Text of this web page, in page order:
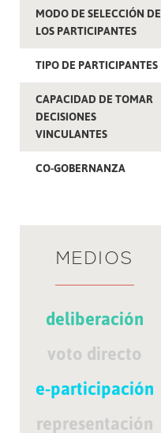
MODO DE SELECCIÓN DE
LOS PARTICIPANTES
TIPO DE PARTICIPANTES
CAPACIDAD DE TOMAR
DECISIONES
VINCULANTES
CO-GOBERNANZA
MEDIOS
deliberación
voto directo
e-participación
representación